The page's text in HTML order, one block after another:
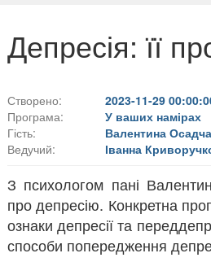
Депресія: її
Створено:
2023-11-29
Програма:
У ваших намірах
Гість:
Валентина Осадча
Ведучий:
Іванна
З психологом пані
про депресію. Конкретна
ознаки депресії та
способи попередження